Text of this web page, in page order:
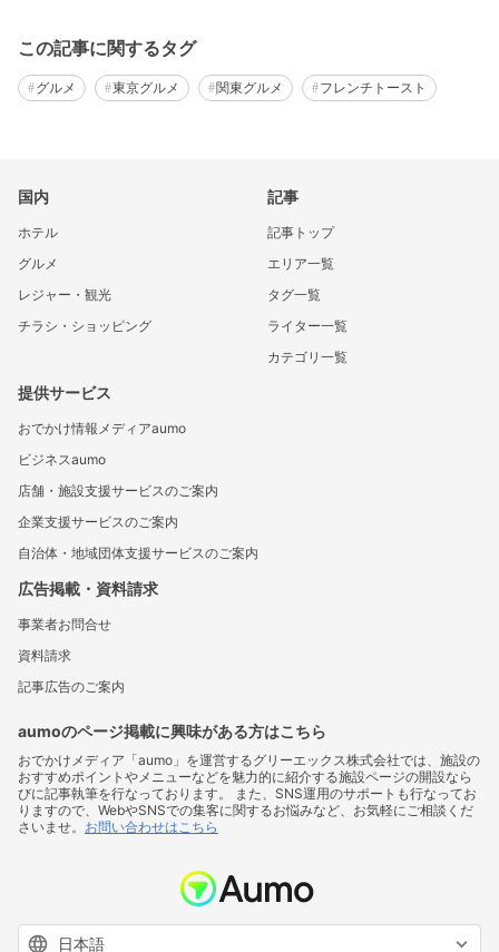
この記事に関するタグ
グルメ 東京グルメ 関東グルメ フレンチトースト
国内
ホテル
グルメ
レジャー・観光
チラシ・ショッピング
記事
記事トップ
エリア一覧
タグ一覧
ライター一覧
カテゴリ一覧
提供サービス
おでかけ情報メディアaumo
ビジネスaumo
店舗・施設支援サービスのご案内
企業支援サービスのご案内
自治体・地域団体支援サービスのご案内
広告掲載・資料請求
事業者お問合せ
資料請求
記事広告のご案内
aumoのページ掲載に興味がある方はこちら
おでかけメディア「aumo」を運営するグリーエックス株式会社では、施設の
おすすめポイントやメニューなどを魅力的に紹介する施設ページの開設なら
びに記事執筆を行なっております。 また、SNS運用のサポートも行なってお
りますので、WebやSNSでの集客に関するお悩みなど、お気軽にご相談くだ
さいませ。 お問い合わせはこちら